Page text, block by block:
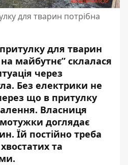
для тварин потрібна
для тварин
майбутнє” склалася
через
Без електрики не
що в притулку
Власниця
доглядає
. Їй постійно треба
та